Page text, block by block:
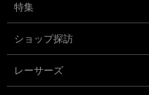
特集
ショップ探訪
レーサーズ